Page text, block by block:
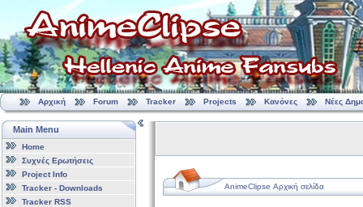
Αρχική Forum Tracker Projects Κανόνες Νέες
Main Menu
Home
Συχνές Ερωτήσεις
Project Info
Tracker - Downloads
Tracker RSS
AnimeClipse Αρχική σελίδα